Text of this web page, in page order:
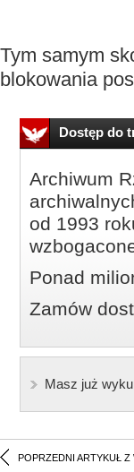
Tym samym
blokowania
Dostęp do
Archiwum
od 1993
Ponad
Zamów
Masz już
POPRZEDNI ARTYKUŁ Z